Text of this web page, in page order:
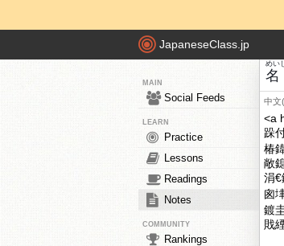
JapaneseClass.jp
MAIN
Social Feeds
LEARN
Practice
Lessons
Readings
Notes
COMMUNITY
Rankings
名
めい
中文
<a
跺
椿
敞
涓€
囪
鍍
戝